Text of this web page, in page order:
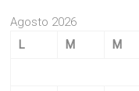
Agosto 2026
L
M M